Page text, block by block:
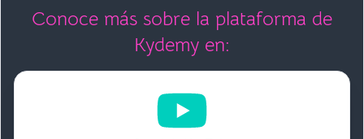
Conoce más sobre la plataforma de
Kydemy en: